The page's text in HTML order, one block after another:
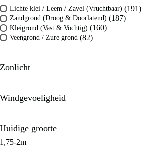
Lichte klei / Leem / Zavel (Vruchtbaar) (191)
Zandgrond (Droog & Doorlatend) (187)
Kleigrond (Vast & Vochtig) (160)
Veengrond / Zure grond (82)
Zonlicht
Windgevoeligheid
Huidige grootte
1,75-2m